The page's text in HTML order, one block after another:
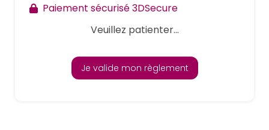
Paiement sécurisé 3DSecure
Veuillez patienter...
Je valide mon règlement